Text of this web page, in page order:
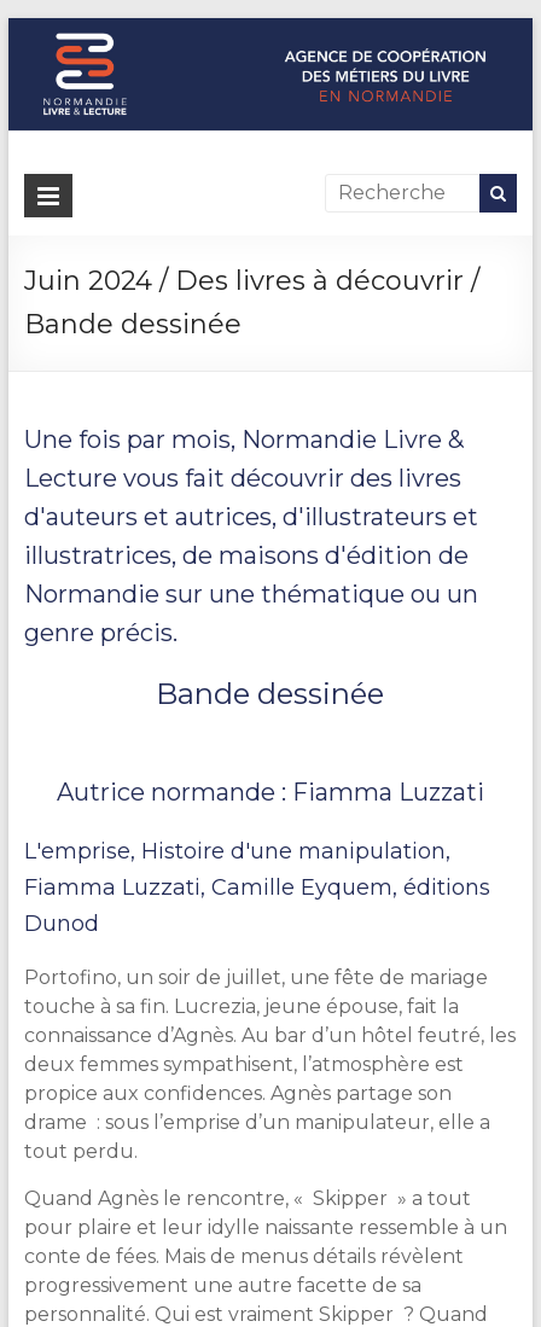
Normandie Livre & Lecture
L'agence de coopération des métiers du livre en Normandie
Juin 2024 / Des livres à découvrir /
Bande dessinée
Une fois par mois, Normandie Livre &
Lecture vous fait découvrir des livres
d'auteurs et autrices, d'illustrateurs et
illustratrices, de maisons d'édition de
Normandie sur une thématique ou un
genre précis.
Bande dessinée
Autrice normande : Fiamma Luzzati
L'emprise, Histoire d'une manipulation,
Fiamma Luzzati, Camille Eyquem, éditions
Dunod
Portofino, un soir de juillet, une fête de mariage
touche à sa fin. Lucrezia, jeune épouse, fait la
connaissance d’Agnès. Au bar d’un hôtel feutré, les
deux femmes sympathisent, l’atmosphère est
propice aux confidences. Agnès partage son
drame : sous l’emprise d’un manipulateur, elle a
tout perdu.
Quand Agnès le rencontre, « Skipper » a tout
pour plaire et leur idylle naissante ressemble à un
conte de fées. Mais de menus détails révèlent
progressivement une autre facette de sa
personnalité. Qui est vraiment Skipper ? Quand